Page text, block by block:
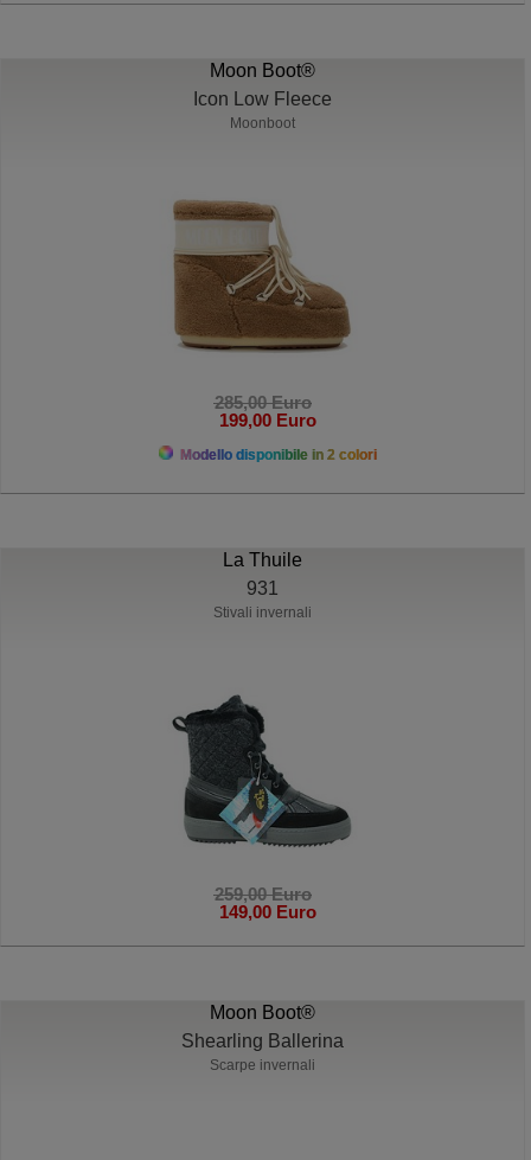
Moon Boot®
Icon Low Fleece
Moonboot
285,00 Euro
199,00 Euro
Modello disponibile in 2 colori
La Thuile
931
Stivali invernali
259,00 Euro
149,00 Euro
Moon Boot®
Shearling Ballerina
Scarpe invernali